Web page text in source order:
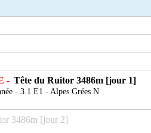
- Tête du Ruitor 3486m [jour 1]
- 3.1 E1 - Alpes Grées N
3486m [jour 2]